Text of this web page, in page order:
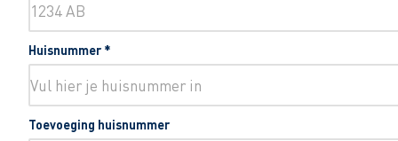
Huisnummer *
Toevoeging huisnummer